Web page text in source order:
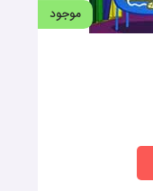
موجود